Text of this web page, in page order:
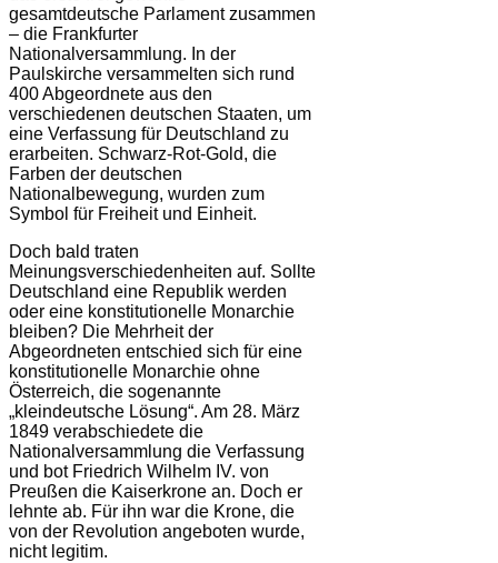
gesamtdeutsche Parlament zusammen
– die Frankfurter
Nationalversammlung. In der
Paulskirche versammelten sich rund
400 Abgeordnete aus den
verschiedenen deutschen Staaten, um
eine Verfassung für Deutschland zu
erarbeiten. Schwarz-Rot-Gold, die
Farben der deutschen
Nationalbewegung, wurden zum
Symbol für Freiheit und Einheit.
Doch bald traten
Meinungsverschiedenheiten auf. Sollte
Deutschland eine Republik werden
oder eine konstitutionelle Monarchie
bleiben? Die Mehrheit der
Abgeordneten entschied sich für eine
konstitutionelle Monarchie ohne
Österreich, die sogenannte
„kleindeutsche Lösung“. Am 28. März
1849 verabschiedete die
Nationalversammlung die Verfassung
und bot Friedrich Wilhelm IV. von
Preußen die Kaiserkrone an. Doch er
lehnte ab. Für ihn war die Krone, die
von der Revolution angeboten wurde,
nicht legitim.